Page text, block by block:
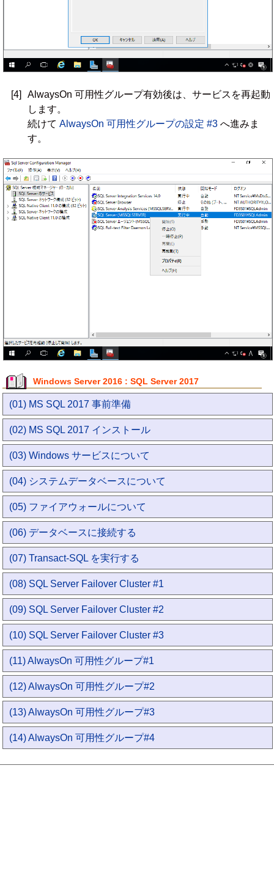
[4]
AlwaysOn 可用性グループ有効後は、サービスを再起動
します。
続けて AlwaysOn 可用性グループの設定 #3へ進みま
す。
Windows Server 2016 : SQL Server 2017
(01) MS SQL 2017 事前準備
(02) MS SQL 2017 インストール
(03) Windows サービスについて
(04) システムデータベースについて
(05) ファイアウォールについて
(06) データベースに接続する
(07) Transact-SQL を実行する
(08) SQL Server Failover Cluster #1
(09) SQL Server Failover Cluster #2
(10) SQL Server Failover Cluster #3
(11) AlwaysOn 可用性グループ#1
(12) AlwaysOn 可用性グループ#2
(13) AlwaysOn 可用性グループ#3
(14) AlwaysOn 可用性グループ#4